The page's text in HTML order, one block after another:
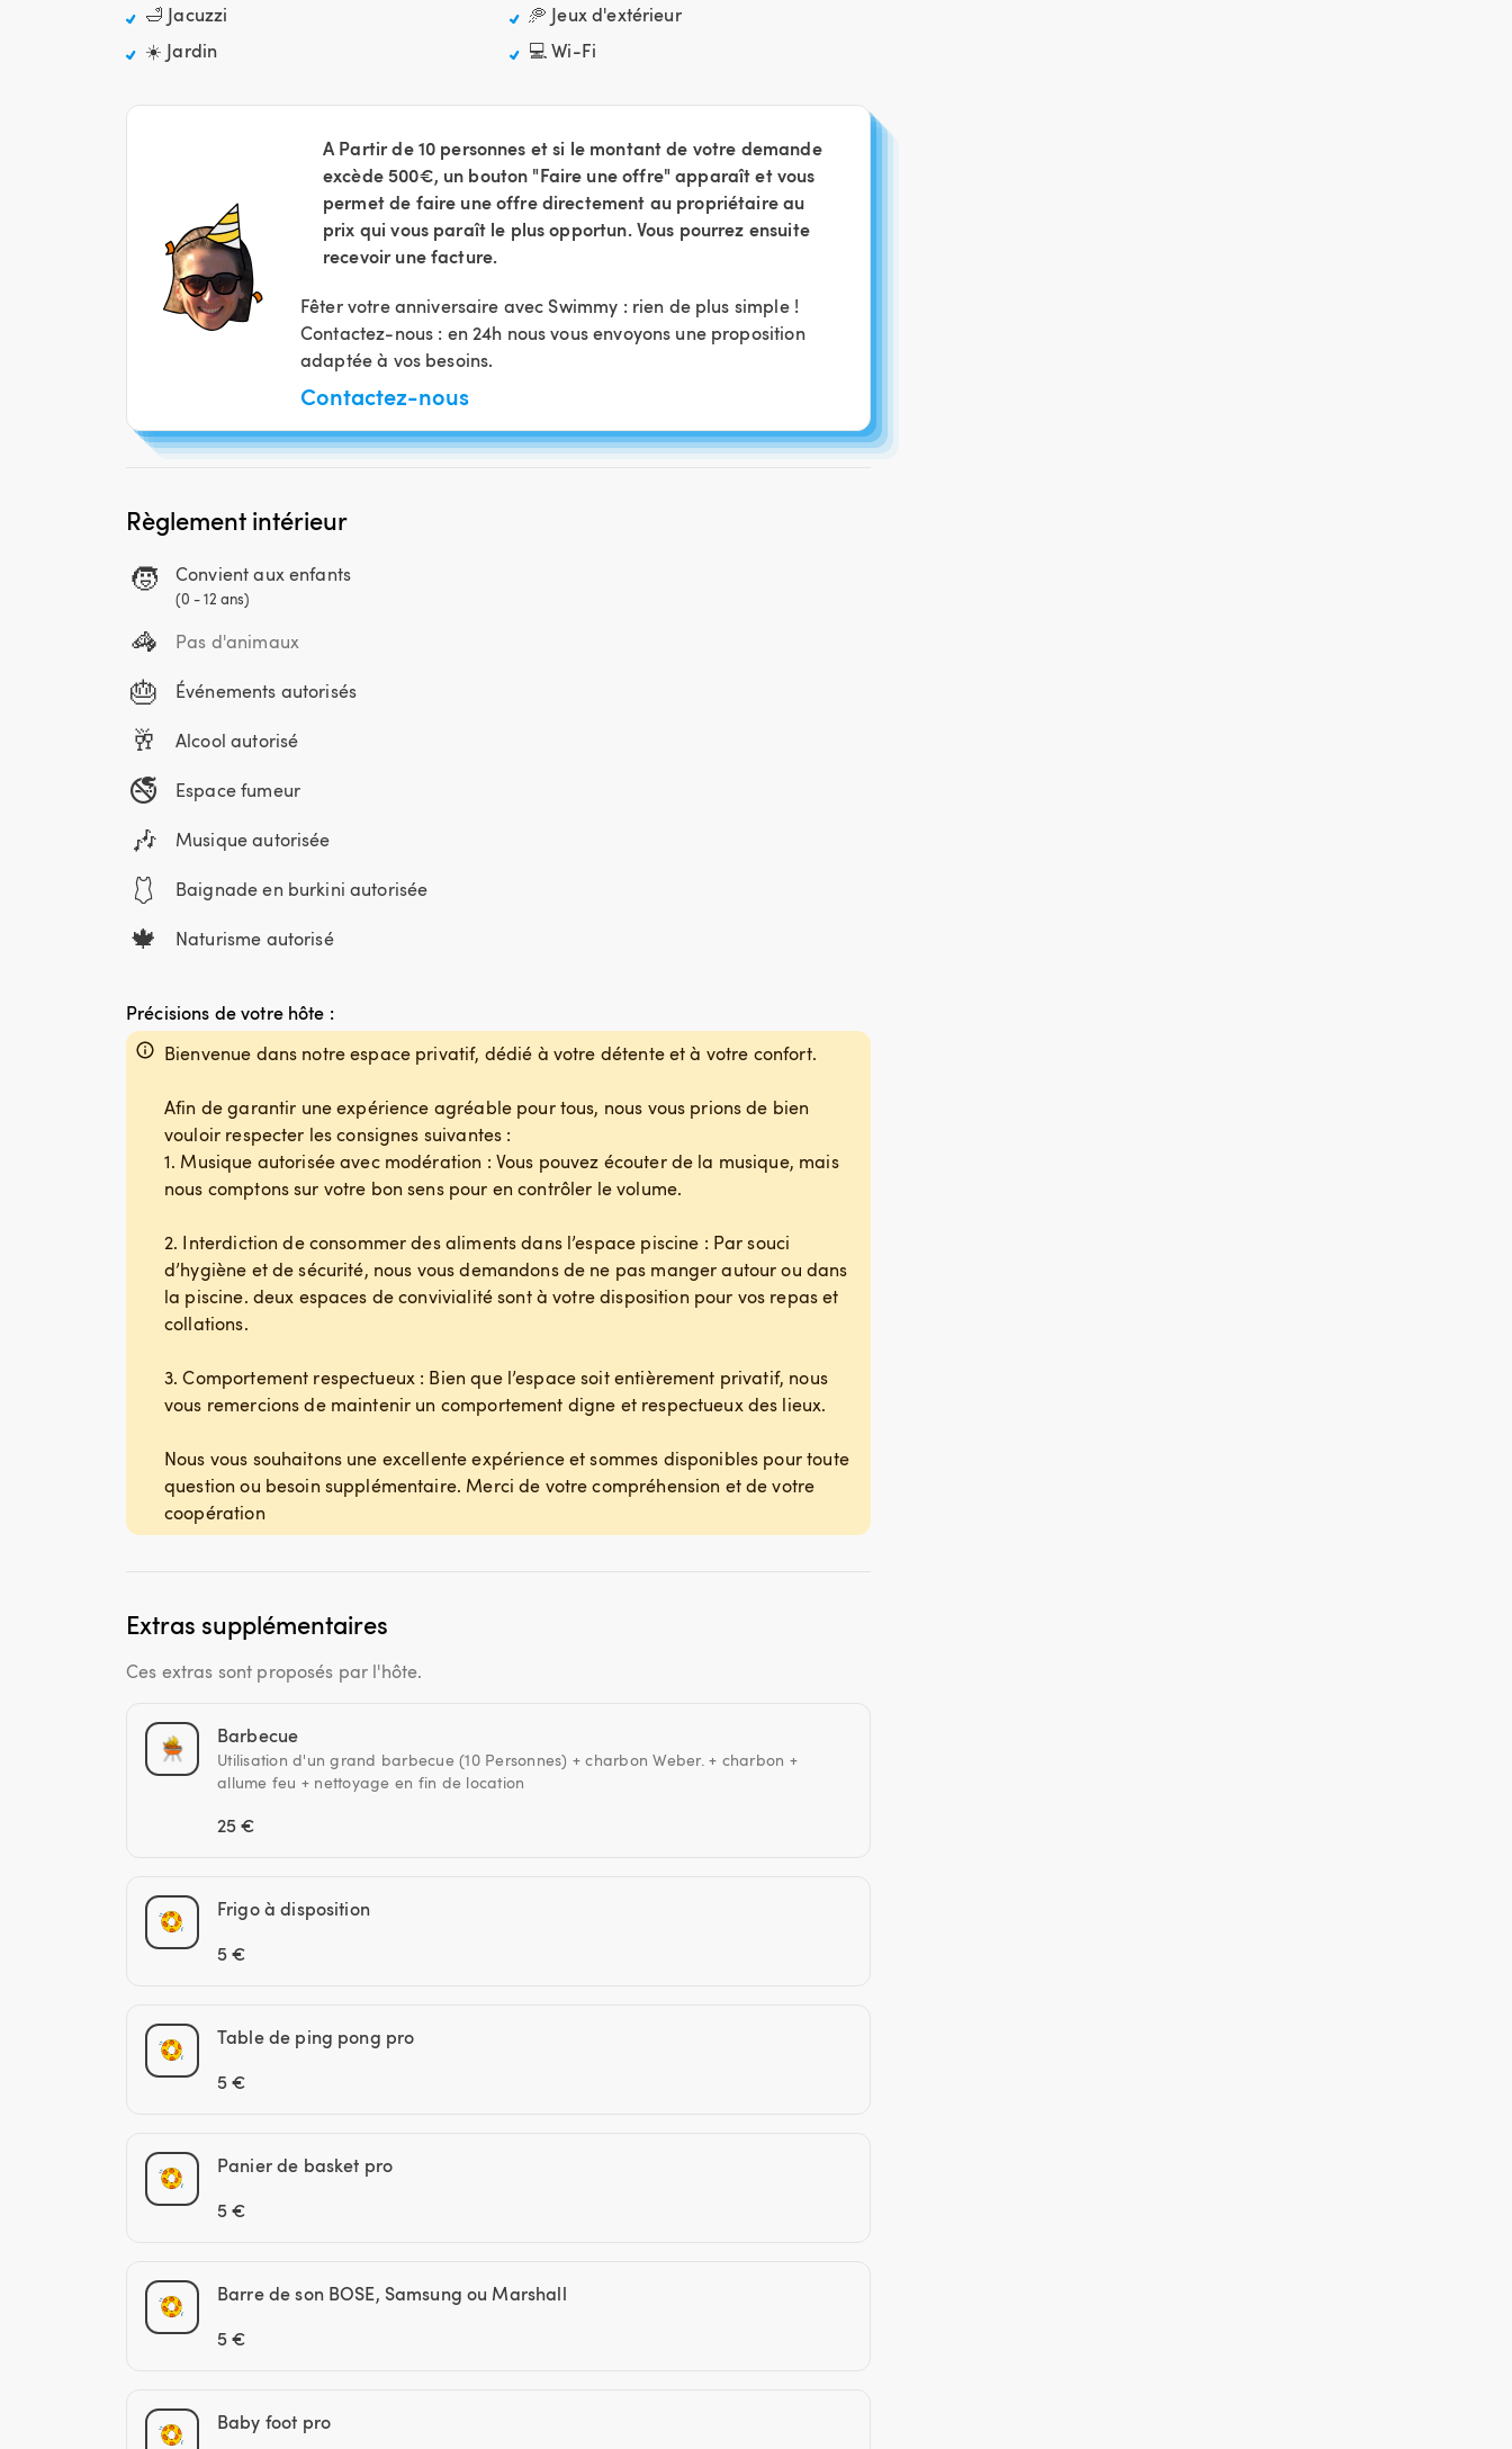
🛁 Jacuzzi
☀️ Jardin
🥏 Jeux d'extérieur
💻 Wi-Fi
A Partir de 10 personnes et si le montant de votre demande
excède 500€, un bouton "Faire une offre" apparaît et vous
permet de faire une offre directement au propriétaire au
prix qui vous paraît le plus opportun. Vous pourrez ensuite
recevoir une facture.
Fêter votre anniversaire avec Swimmy : rien de plus simple !
Contactez-nous : en 24h nous vous envoyons une proposition
adaptée à vos besoins.
Contactez-nous
Règlement intérieur
🧒 Convient aux enfants
(0 - 12 ans)
🦓 Pas d'animaux
🎂 Événements autorisés
🥂 Alcool autorisé
🚭 Espace fumeur
🎶 Musique autorisée
🩱 Baignade en burkini autorisée
🍁 Naturisme autorisé
Précisions de votre hôte :
Bienvenue dans notre espace privatif, dédié à votre détente et à votre confort.
Afin de garantir une expérience agréable pour tous, nous vous prions de bien
vouloir respecter les consignes suivantes :
1. Musique autorisée avec modération : Vous pouvez écouter de la musique, mais
nous comptons sur votre bon sens pour en contrôler le volume.
2. Interdiction de consommer des aliments dans l’espace piscine : Par souci
d’hygiène et de sécurité, nous vous demandons de ne pas manger autour ou dans
la piscine. deux espaces de convivialité sont à votre disposition pour vos repas et
collations.
3. Comportement respectueux : Bien que l’espace soit entièrement privatif, nous
vous remercions de maintenir un comportement digne et respectueux des lieux.
Nous vous souhaitons une excellente expérience et sommes disponibles pour toute
question ou besoin supplémentaire. Merci de votre compréhension et de votre
Extras supplémentaires
Ces extras sont proposés par l'hôte.
Barbecue
Utilisation d'un grand barbecue (10 Personnes) + charbon Weber. + charbon +
allume feu + nettoyage en fin de location
25 €
Frigo à disposition
5 €
Table de ping pong pro
5 €
Panier de basket pro
5 €
Barre de son BOSE, Samsung ou Marshall
5 €
Baby foot pro